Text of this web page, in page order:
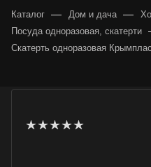
Каталог — Дом и дача —
Посуда одноразовая, скатерти
Скатерть одноразовая